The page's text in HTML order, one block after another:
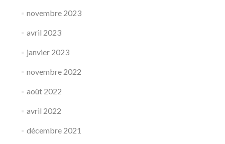
novembre 2023
avril 2023
janvier 2023
novembre 2022
août 2022
avril 2022
décembre 2021